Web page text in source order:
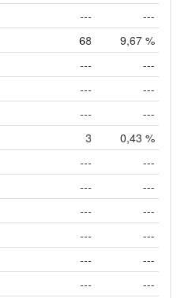
---
---
68
9,67 %
---
---
---
---
---
---
3
0,43 %
---
---
---
---
---
---
---
---
---
---
---
---